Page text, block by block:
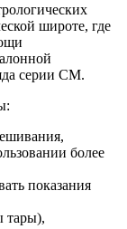
широте, где
серии СМ.
более
показания
тары),